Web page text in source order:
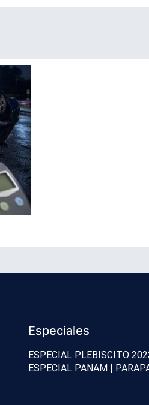
Especiales
ESPECIAL PLEBISCITO
ESPECIAL PANAM |